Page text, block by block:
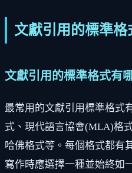
文獻引用的標準
文獻引用的標準格式有
最常用的文獻引用標準格式
式、現代語言協會(MLA)格
哈佛格式等。每個格式都有
寫作時應選擇一種並始終如